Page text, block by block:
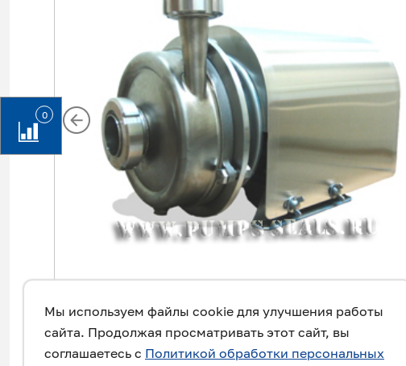
Мы используем файлы cookie для улучшения работы
сайта. Продолжая просматривать этот сайт, вы
соглашаетесь с Политикой обработки персональных
0